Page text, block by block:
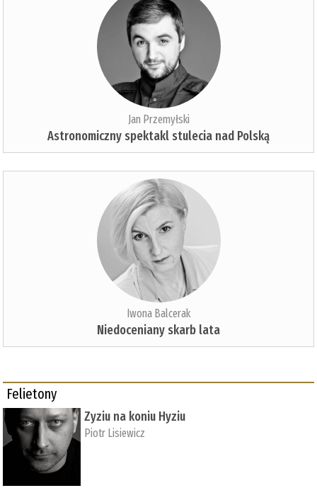
Jan Przemyłski
Astronomiczny spektakl stulecia nad Polską
Iwona Balcerak
Niedoceniany skarb lata
Felietony
Zyziu na koniu Hyziu
Piotr Lisiewicz